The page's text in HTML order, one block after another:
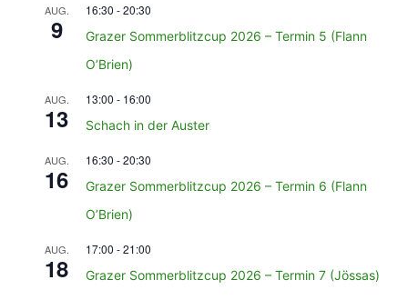
AUG.
9
16:30 -20:30
Grazer Sommerblitzcup 2026 – Termin 5 (Flann
O’Brien)
AUG.
13
13:00 - 16:00
Schach in der Auster
AUG.
16
16:30 -20:30
Grazer Sommerblitzcup 2026 – Termin 6 (Flann
O’Brien)
AUG.
18
17:00 -21:00
Grazer Sommerblitzcup 2026 – Termin 7 (Jössas)